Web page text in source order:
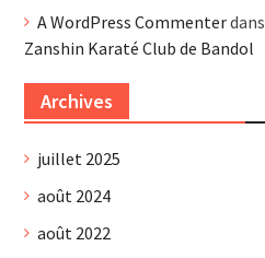
A WordPress Commenterdans
Zanshin Karaté Club de Bandol
Archives
juillet 2025
août 2024
août 2022